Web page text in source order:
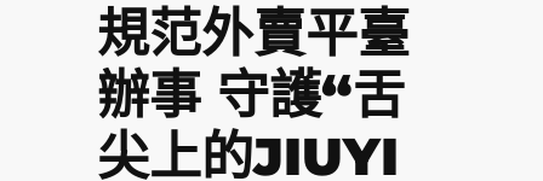
規范外賣平臺
辦事 守護“舌
尖上的JIUYI